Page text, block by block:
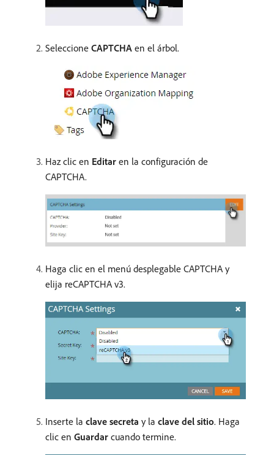
Seleccione CAPTCHA en el árbol.
Haz clic en Editar en la configuración de
CAPTCHA.
Haga clic en el menú desplegable CAPTCHA y
elija reCAPTCHA v3.
Inserte la clave secreta y la clave del sitio. Haga
clic en Guardar cuando termine.